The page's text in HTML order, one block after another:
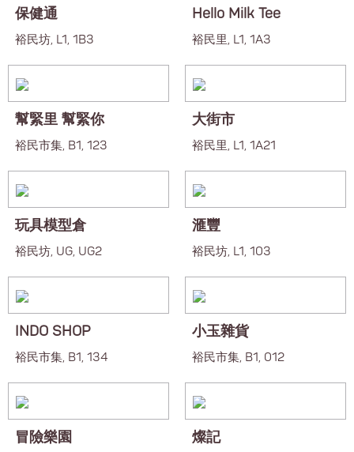
保健通
裕民坊, L1, 1B3
Hello Milk Tee
裕民里, L1, 1A3
幫緊里 幫緊你
裕民市集, B1, 123
大街市
裕民里, L1, 1A21
玩具模型倉
裕民坊, UG, UG2
滙豐
裕民坊, L1, 103
INDO SHOP
裕民市集, B1, 134
小玉雜貨
裕民市集, B1, 012
冒險樂園 燦記